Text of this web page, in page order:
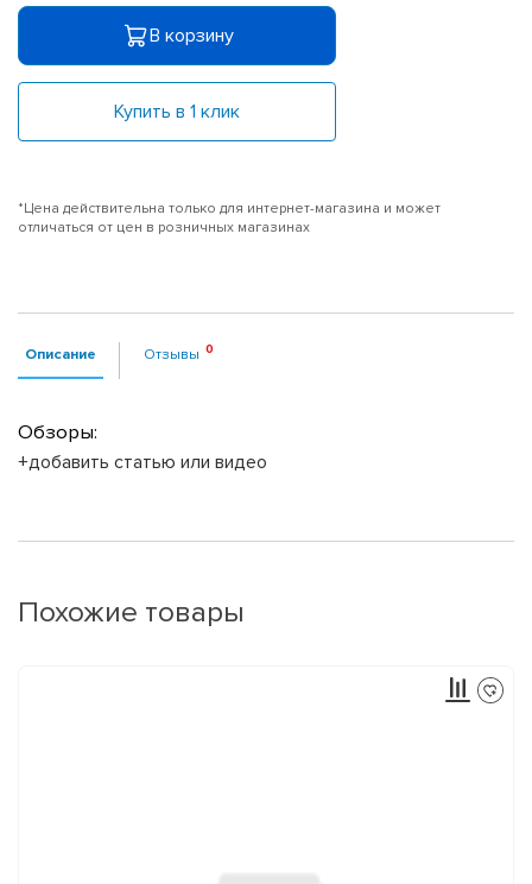
В корзину
Купить в 1 клик
*Цена действительна только для интернет-магазина и может
отличаться от цен в розничных магазинах
Описание Отзывы
Обзоры:
+добавить статью или видео
Похожие товары